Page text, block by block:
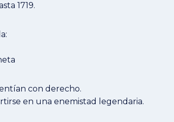
1719.
con derecho.
en una enemistad legendaria.